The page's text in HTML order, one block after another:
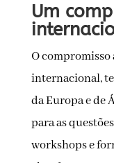
Um
O
internacional,
da Europa e de
para as
workshops e